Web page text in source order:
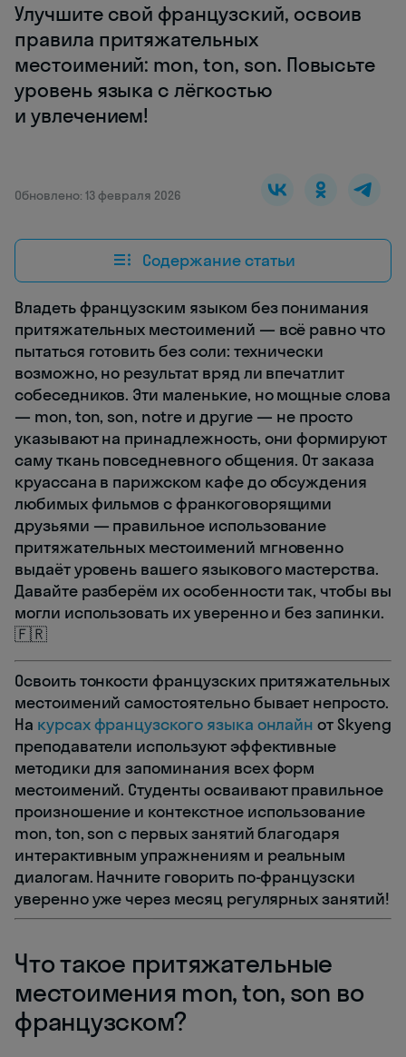
Улучшите свой французский, освоив
правила притяжательных
местоимений: mon, ton, son. Повысьте
уровень языка с лёгкостью
и увлечением!
Обновлено: 13 февраля 2026
Содержание статьи
Владеть французским языком без понимания
притяжательных местоимений — всё равно что
пытаться готовить без соли: технически
возможно, но результат вряд ли впечатлит
собеседников. Эти маленькие, но мощные слова
— mon, ton, son, notre и другие — не просто
указывают на принадлежность, они формируют
саму ткань повседневного общения. От заказа
круассана в парижском кафе до обсуждения
любимых фильмов с франкоговорящими
друзьями — правильное использование
притяжательных местоимений мгновенно
выдаёт уровень вашего языкового мастерства.
Давайте разберём их особенности так, чтобы вы
могли использовать их уверенно и без запинки.
🇫🇷
Освоить тонкости французских притяжательных
местоимений самостоятельно бывает непросто.
На курсах французского языка онлайн от Skyeng
преподаватели используют эффективные
методики для запоминания всех форм
местоимений. Студенты осваивают правильное
произношение и контекстное использование
mon, ton, son с первых занятий благодаря
интерактивным упражнениям и реальным
диалогам. Начните говорить по-французски
уверенно уже через месяц регулярных занятий!
Что такое притяжательные
местоимения mon, ton, son во
французском?